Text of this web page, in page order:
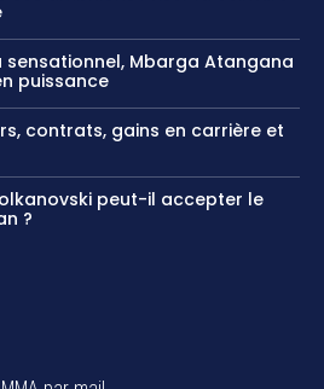
sensationnel, Mbarga Atangana
puissance
contrats, gains en carrière et
peut-il accepter le
?